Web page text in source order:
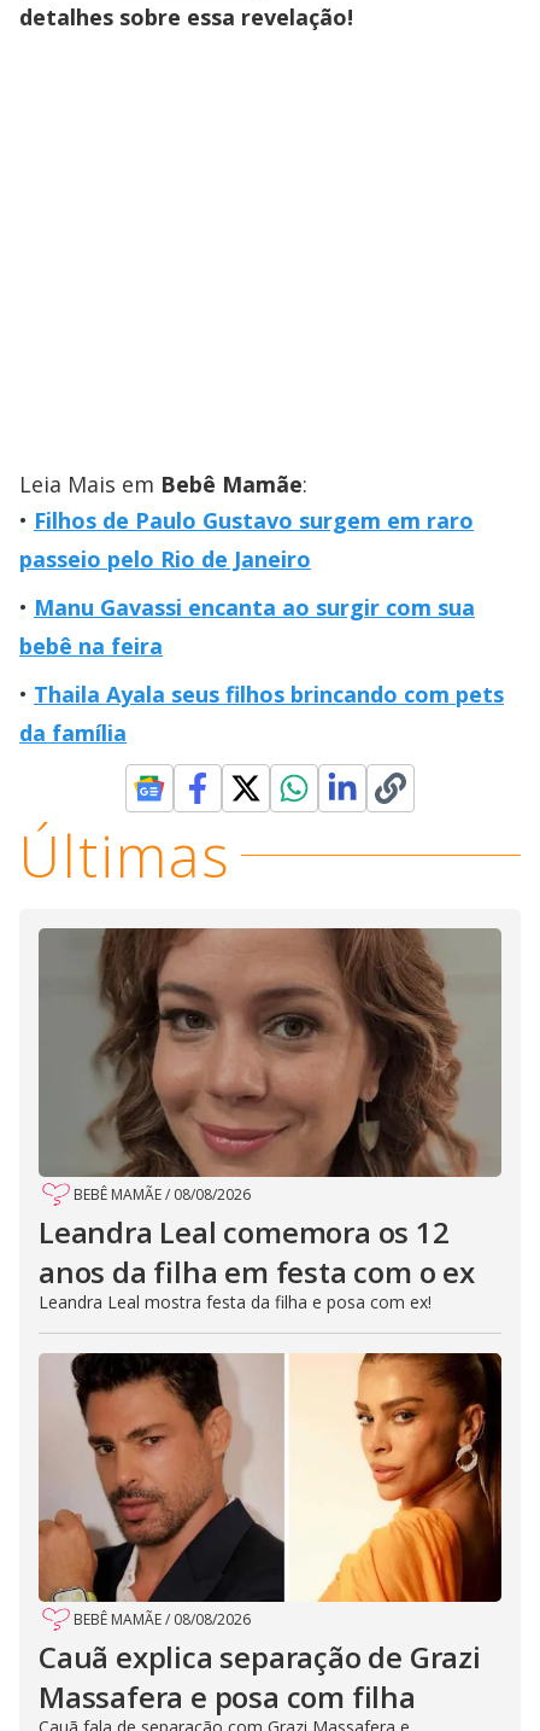
detalhes sobre essa revelação!
Leia Mais em Bebê Mamãe:
Filhos de Paulo Gustavo surgem em raro
passeio pelo Rio de Janeiro
Manu Gavassi encanta ao surgir com sua
bebê na feira
Thaila Ayala seus filhos brincando com pets
da família
Últimas
BEBÊ MAMÃE/ 08/08/2026
Leandra Leal comemora os 12
anos da filha em festa com o ex
Leandra Leal mostra festa da filha e posa com ex!
BEBÊ MAMÃE/ 08/08/2026
Cauã explica separação de Grazi
Massafera e posa com filha
Cauã fala de separação com Grazi Massafera e